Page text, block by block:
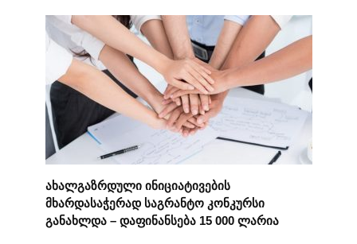
ახალგაზრდული ინიციატივების
მხარდასაჭერად საგრანტო კონკურსი
განახლდა – დაფინანსება 15 000 ლარია